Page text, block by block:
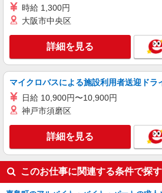
【平日・土】時給
祝】 時給1,319円〜
当（１分単位で別途全
あり（年度契約更新時
全て当社規定あり
熊本県上益城郡嘉
キープ
時給 1,300円
大阪市中央区
詳細を見る
マイクロバスによる施設利用者送迎ドラ
日給 10,900円〜10,900円
神戸市須磨区
詳細を見る
このお仕事に関連する条件で探す